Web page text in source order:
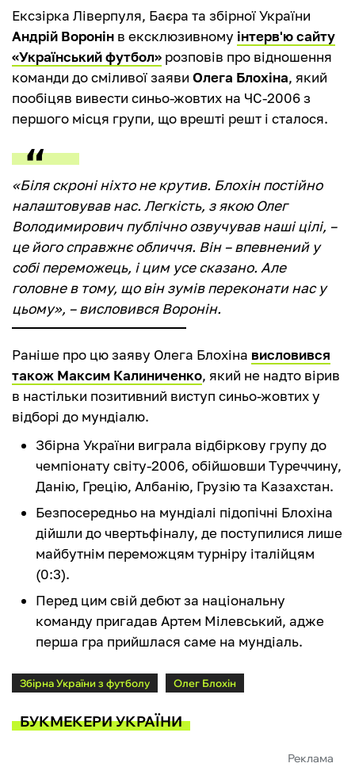
Ексзірка Ліверпуля, Баєра та збірної України
Андрій Воронін в ексклюзивному інтерв'ю сайту
«Український футбол» розповів про відношення
команди до сміливої заяви Олега Блохіна, який
пообіцяв вивести синьо-жовтих на ЧС-2006 з
першого місця групи, що врешті решт і сталося.
«Біля скроні ніхто не крутив. Блохін постійно
налаштовував нас. Легкість, з якою Олег
Володимирович публічно озвучував наші цілі, –
це його справжнє обличчя. Він – впевнений у
собі переможець, і цим усе сказано. Але
головне в тому, що він зумів переконати нас у
цьому», – висловився Воронін.
Раніше про цю заяву Олега Блохіна висловився
також Максим Калиниченко, який не надто вірив
в настільки позитивний виступ синьо-жовтих у
відборі до мундіалю.
Збірна України виграла відбіркову групу до
чемпіонату світу-2006, обійшовши Туреччину,
Данію, Грецію, Албанію, Грузію та Казахстан.
Безпосередньо на мундіалі підопічні Блохіна
дійшли до чвертьфіналу, де поступилися лише
майбутнім переможцям турніру італійцям
(0:3).
Перед цим свій дебют за національну
команду пригадав Артем Мілевський, адже
перша гра прийшлася саме на мундіаль.
Збірна України з футболу Олег Блохін
БУКМЕКЕРИ УКРАЇНИ
Реклама